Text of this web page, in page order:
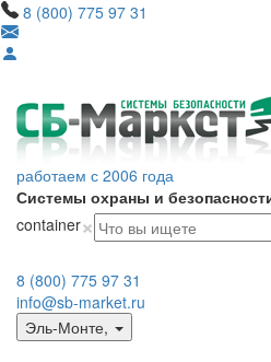
8 (800) 775 97 31
работаем с 2006 года
Системы охраны и
container×
8 (800) 775 97 31
info@sb-market.ru
Эль-Монте,